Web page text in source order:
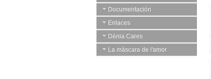
Documentación
Enlaces
Dénia Cares
La màscara de l'amor